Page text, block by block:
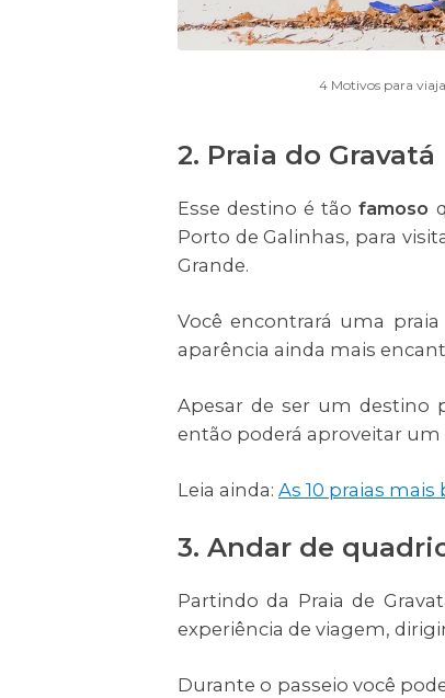
4 Motivos para
2. Praia do Gravatá
Esse destino é tão famoso
Porto de Galinhas, para
Grande.
Você encontrará uma praia
aparência ainda mais
Apesar de ser um destino
então poderá aproveitar
Leia ainda: As 10 praias
3. Andar de
Partindo da Praia de
experiência de viagem,
Durante o passeio você